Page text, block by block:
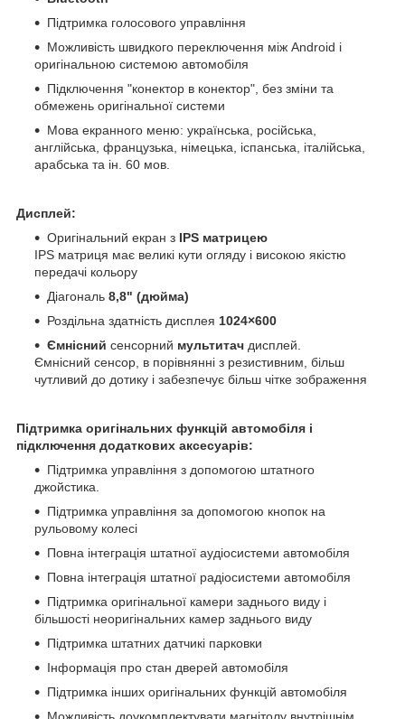
Підтримка голосового управління
Можливість швидкого переключення між Android і
оригінальною системою автомобіля
Підключення "конектор в конектор", без зміни та
обмежень оригінальної системи
Мова екранного меню: українська, російська,
англійська, французька, німецька, іспанська, італійська,
арабська та ін. 60 мов.
Дисплей:
Оригінальний екран з IPS матрицею
IPS матриця має великі кути огляду і високою якістю
передачі кольору
Діагональ 8,8" (дюйма)
Роздільна здатність дисплея 1024×600
Ємнісний сенсорний мультитач дисплей.
Ємнісний сенсор, в порівнянні з резистивним, більш
чутливий до дотику і забезпечує більш чітке зображення
Підтримка оригінальних функцій автомобіля і
підключення додаткових аксесуарів:
Підтримка управління з допомогою штатного
джойстика.
Підтримка управління за допомогою кнопок на
рульовому колесі
Повна інтеграція штатної аудіосистеми автомобіля
Повна інтеграція штатної радіосистеми автомобіля
Підтримка оригінальної камери заднього виду і
більшості неоригінальних камер заднього виду
Підтримка штатних датчикі парковки
Інформація про стан дверей автомобіля
Підтримка інших оригінальних функцій автомобіля
Можливість доукомплектувати магнітолу внутрішнім